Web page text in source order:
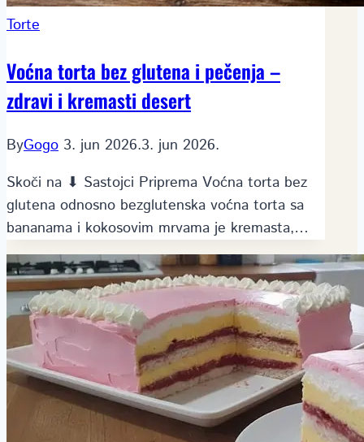
Torte
Voćna torta bez glutena i pečenja –
zdravi i kremasti desert
ByGogo 3. jun 2026.3. jun 2026.
Skoči na ⬇ Sastojci Priprema Voćna torta bez
glutena odnosno bezglutenska voćna torta sa
bananama i kokosovim mrvama je kremasta,…